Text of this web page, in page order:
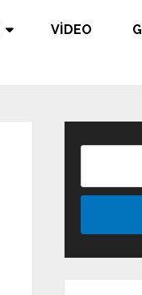
VIDEO